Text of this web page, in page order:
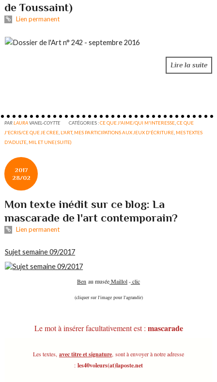
de Toussaint)
Lien permanent
Lire la suite
PARLAURAVANEL-COYTTE CATÉGORIES :CE QUE J'AIME/QUI M'INTERESSE ,CE QUE
J'ECRIS/CE QUE JE CREE L'ART, MES PARTICIPATIONS AUX JEUX D'ÉCRITURE MES TEXTES
D'ADULTE MIL ET UNE( SUITE)
2017
28/02
Mon texte inédit sur ce blog: La
mascarade de l'art contemporain?
Lien permanent
Sujet semaine 09/2017
Ben au muséeMaillol-clic
(cliquer sur l'image pour l'agrandir)
Le mot à insérer facultativement est : mascarade
Les textes, avec titre et signature, sont à envoyer à notre adresse
: les40voleurs(at)laposte.net